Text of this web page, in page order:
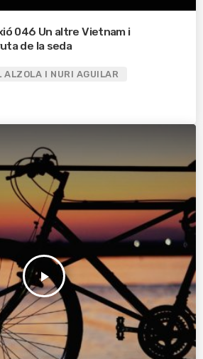
046 Un altre Vietnam i
de la seda
ALZOLA I NURI AGUILAR
play_arrow